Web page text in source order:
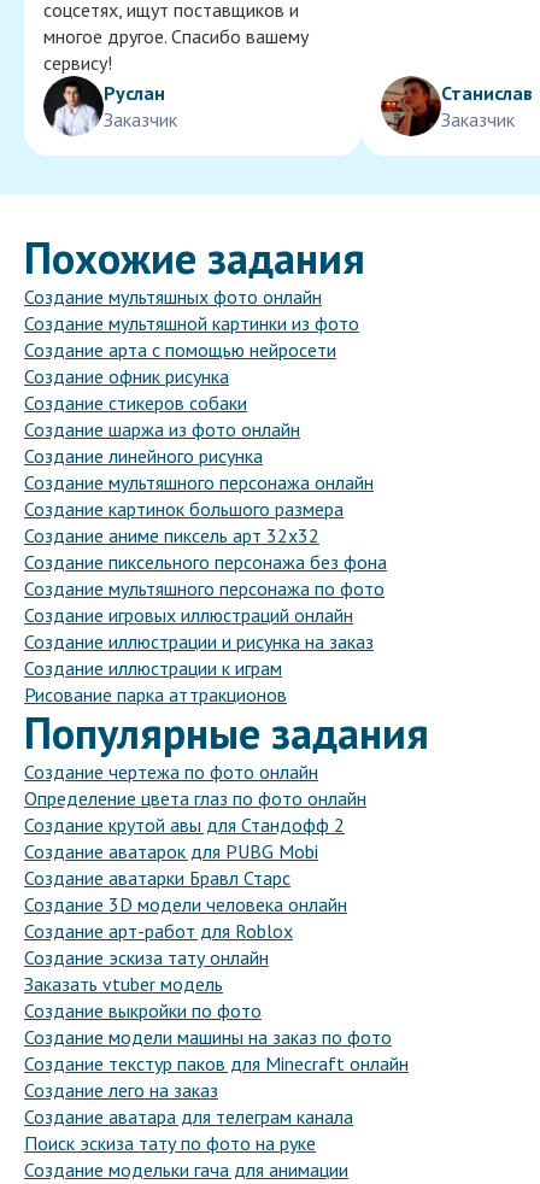
соцсетях, ищут поставщиков и
многое другое. Спасибо вашему
сервису!
Руслан
Заказчик
Станислав
Заказчик
Похожие задания
Создание мультяшных фото онлайн
Создание мультяшной картинки из фото
Создание арта с помощью нейросети
Создание офник рисунка
Создание стикеров собаки
Создание шаржа из фото онлайн
Создание линейного рисунка
Создание мультяшного персонажа онлайн
Создание картинок большого размера
Создание аниме пиксель арт 32х32
Создание пиксельного персонажа без фона
Создание мультяшного персонажа по фото
Создание игровых иллюстраций онлайн
Создание иллюстрации и рисунка на заказ
Создание иллюстрации к играм
Рисование парка аттракционов
Популярные задания
Создание чертежа по фото онлайн
Определение цвета глаз по фото онлайн
Создание крутой авы для Стандофф 2
Создание аватарок для PUBG Mobi
Создание аватарки Бравл Старс
Создание 3D модели человека онлайн
Создание арт-работ для Roblox
Создание эскиза тату онлайн
Заказать vtuber модель
Создание выкройки по фото
Создание модели машины на заказ по фото
Создание текстур паков для Minecraft онлайн
Создание лего на заказ
Создание аватара для телеграм канала
Поиск эскиза тату по фото на руке
Создание модельки гача для анимации